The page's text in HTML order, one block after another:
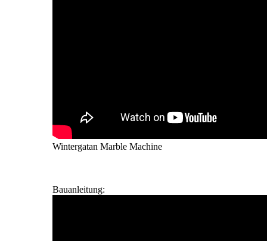
Wintergatan Marble Machine
Bauanleitung: